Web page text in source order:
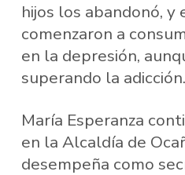
hijos los abandonó, y
comenzaron a
en la depresión,
superando la adicción.
María Esperanza
en la Alcaldía de
desempeña como